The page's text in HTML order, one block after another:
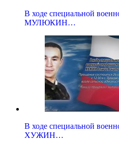
В ходе специальной
МУЛЮКИН…
В ходе специальной
ХУЖИН…